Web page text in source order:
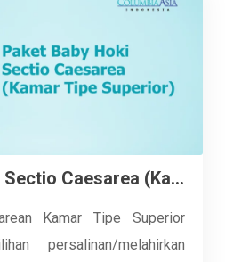
personal. Kami
momen kehadiran bayi
yang istimewa dan tak
Paket Baby Hoki Sectio Caesarea (Kamar Tipe Superior)
Kamar Tipe Superior
persalinan/melahirkan